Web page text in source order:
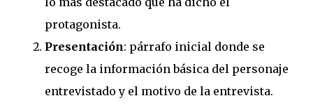
protagonista.
Presentación: párrafo inicial donde se
recoge la información básica del personaje
entrevistado y el motivo de la entrevista.